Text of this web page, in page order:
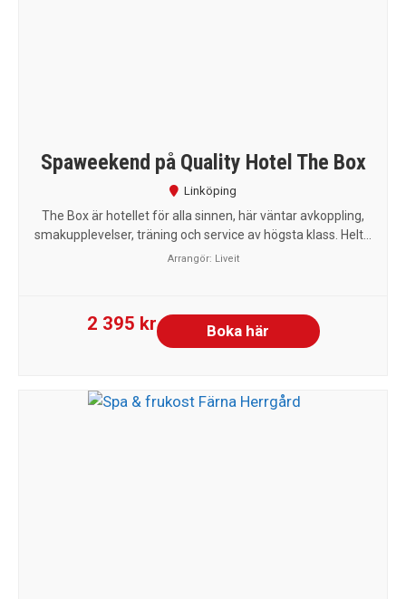
Spaweekend på Quality Hotel The Box
Linköping
The Box är hotellet för alla sinnen, här väntar avkoppling,
smakupplevelser, träning och service av högsta klass. Helt...
Arrangör: Liveit
2 395 kr Boka här